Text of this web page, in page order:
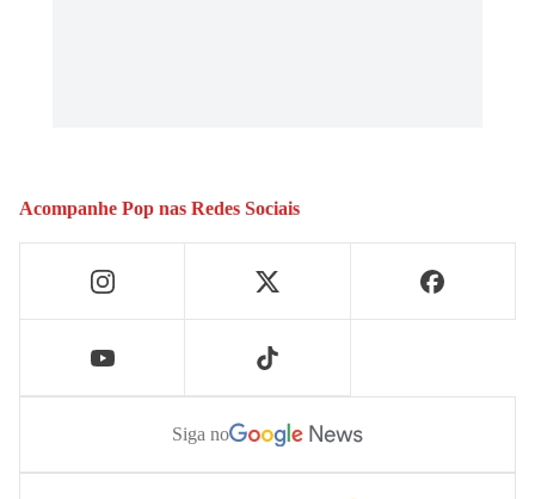
Acompanhe Pop nas Redes Sociais
Siga no